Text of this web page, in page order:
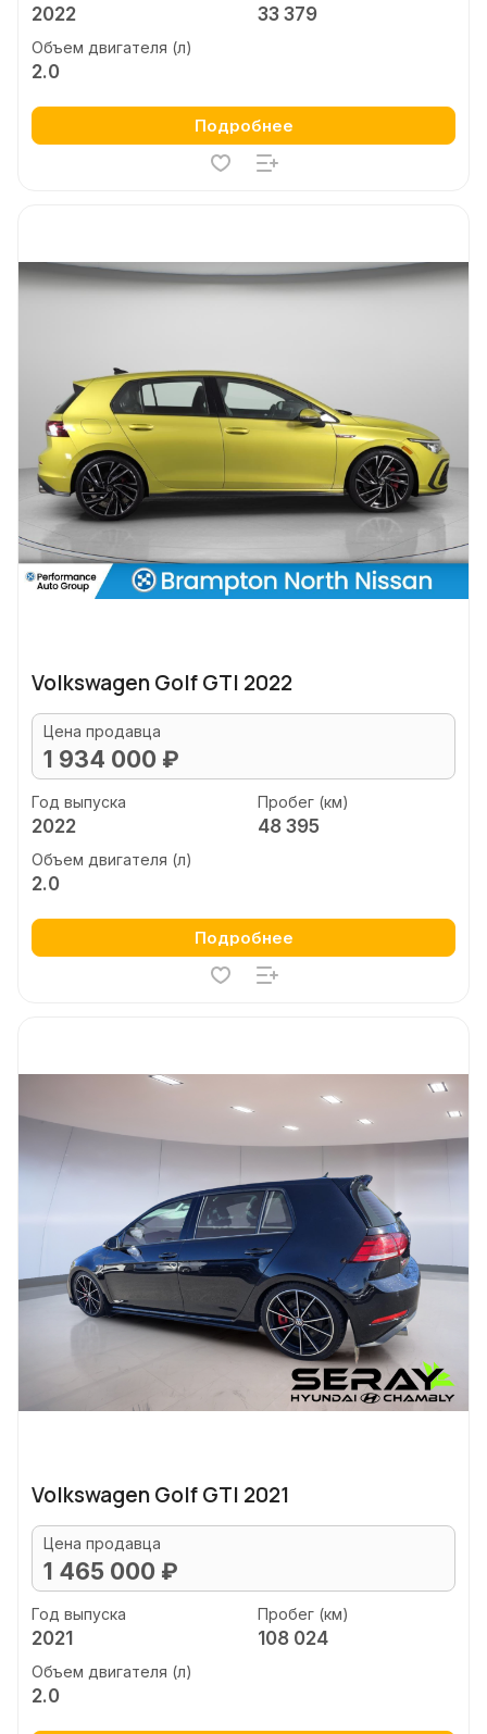
2022 33 379
Объем двигателя (л)
2.0
Подробнее
Volkswagen Golf GTI 2022
Цена продавца
1 934 000 ₽
Год выпуска
2022
Пробег (км)
48 395
Объем двигателя (л)
2.0
Подробнее
Volkswagen Golf GTI 2021
Цена продавца
1 465 000 ₽
Год выпуска
2021
Пробег (км)
108 024
Объем двигателя (л)
2.0